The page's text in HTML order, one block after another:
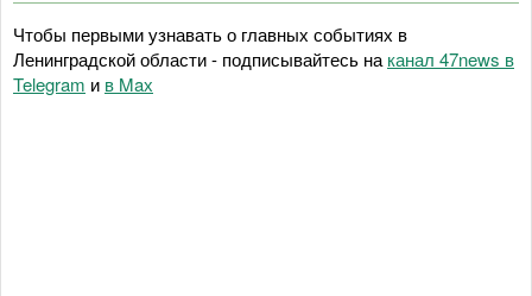
Чтобы первыми узнавать о главных событиях в
Ленинградской области - подписывайтесь на канал 47news в
Telegram и в Maх